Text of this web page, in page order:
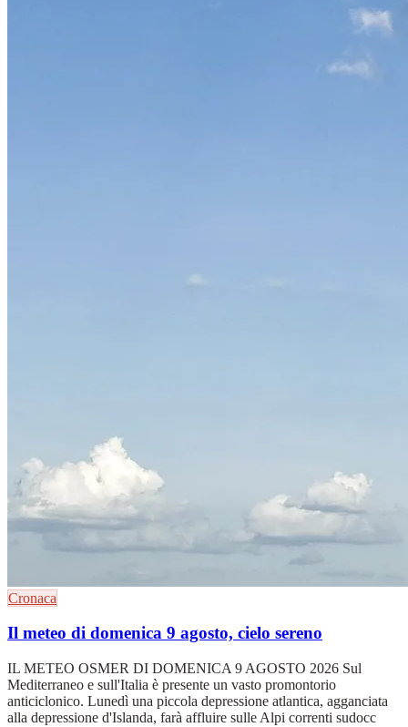
Cronaca
Il meteo di domenica 9 agosto, cielo sereno
IL METEO OSMER DI DOMENICA 9 AGOSTO 2026 Sul
Mediterraneo e sull'Italia è presente un vasto promontorio
anticiclonico. Lunedì una piccola depressione atlantica, agganciata
alla depressione d'Islanda, farà affluire sulle Alpi correnti sudocc